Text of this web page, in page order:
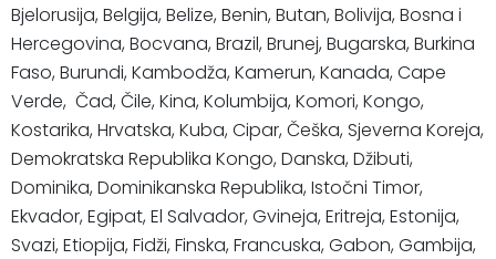
Bjelorusija, Belgija, Belize, Benin, Butan, Bolivija, Bosna i
Hercegovina, Bocvana, Brazil, Brunej, Bugarska, Burkina
Faso, Burundi, Kambodža, Kamerun, Kanada, Cape
Verde, Čad, Čile, Kina, Kolumbija, Komori, Kongo,
Kostarika, Hrvatska, Kuba, Cipar, Češka, Sjeverna Koreja,
Demokratska Republika Kongo, Danska, Džibuti,
Dominika, Dominikanska Republika, Istočni Timor,
Ekvador, Egipat, El Salvador, Gvineja, Eritreja, Estonija,
Svazi, Etiopija, Fidži, Finska, Francuska, Gabon, Gambija,